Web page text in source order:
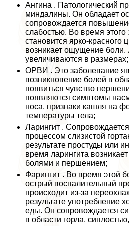
Ангина . Патологический
миндалины. Он обладает
сопровождается
слабостью. Во время этого
становится ярко-красного
возникает ощущение
увеличиваются в размерах;
ОРВИ . Это заболевание
возникновение болей в
появиться чувство
появляются симптомы
носа, признаки кашля на
температуры тела;
Ларингит .
процессом слизистой
результате простуды или
время ларингита
болями и першением;
Фарингит . Во время этой
острый воспалительный
происходит из-за
результате употрeбление
еды. Он сопровождается
в области горла,